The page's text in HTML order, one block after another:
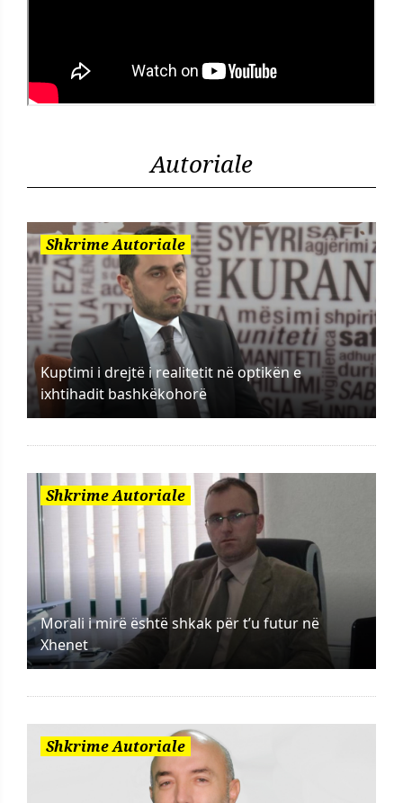
Autoriale
Shkrime Autoriale
Kuptimi i drejtë i realitetit në optikën e
ixhtihadit bashkëkohorë
Shkrime Autoriale
Morali i mirë është shkak për t’u futur në
Xhenet
Shkrime Autoriale